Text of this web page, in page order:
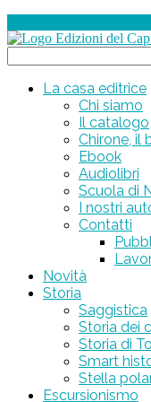
La casa editrice
Chi siamo
Il catalogo
Chirone, il
Ebook
Audiolibri
Scuola di
I nostri
Contatti
Novità
Storia
Saggistica
Storia dei
Storia di
Smart
Stella
Escursionismo